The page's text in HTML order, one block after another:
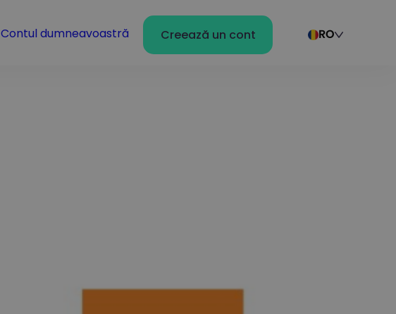
Contul dumneavoastră Creează un cont RO